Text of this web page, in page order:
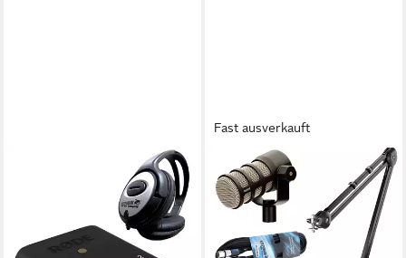
Rode AI-Micro Interface mit
Kopfhörer Digitales
Aufnahmegerät (2-Kanal
Audio-Interface)
Fast ausverkauft
RØDE
Rode Rodecaster Video
Konsole Podmic Bundle.
Digitales Aufnahmegerät
(Video- Audiokonsole)